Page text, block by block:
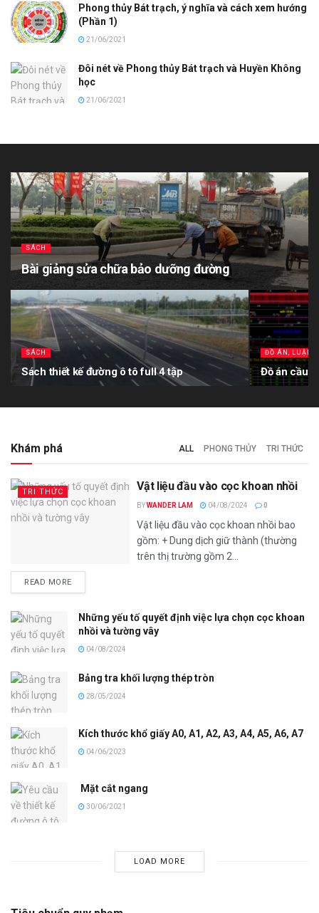
Phong thủy Bát trạch, ý nghĩa và cách xem hướng
(Phần 1)
21/06/2021
Đôi nét về Phong thủy Bát trạch và Huyền Không
học
21/06/2021
SÁCH
Bài giảng sửa chữa bảo dưỡng đường
SÁCH
Sách thiết kế đường ô tô full 4 tập
ĐỒ ÁN, LUẬN
Đồ án cầu
Khám phá ALL PHONG THỦY TRI THỨC
TRI THỨC Vật liệu đầu vào cọc khoan nhồi
BYWANDER LAM 04/08/2024 0
Vật liệu đầu vào cọc khoan nhồi bao
gồm: + Dung dịch giữ thành (thường
trên thị trường gồm 2...
READ MORE
Những yếu tố quyết định việc lựa chọn cọc khoan
nhồi và tường vây
04/08/2024
Bảng tra khối lượng thép tròn
28/05/2024
Kích thước khổ giấy A0, A1, A2, A3, A4, A5, A6, A7
04/06/2023
Mặt cắt ngang
30/06/2021
LOAD MORE